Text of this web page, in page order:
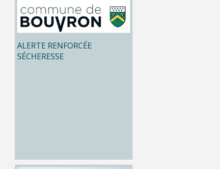
ALERTE RENFORCÉE
SÉCHERESSE